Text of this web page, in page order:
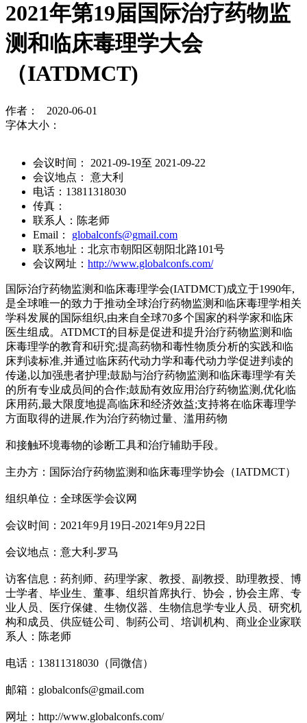
2021年第19届国际治疗药物监
测和临床毒理学大会
（IATDMCT)
作者： 2020-06-01
字体大小：
会议时间： 2021-09-19至 2021-09-22
会议地点： 意大利
电话：13811318030
传真：
联系人：陈老师
Email： globalconfs@gmail.com
联系地址：北京市朝阳区朝阳北路101号
会议网址： http://www.globalconfs.com/
国际治疗药物监测和临床毒理学会(IATDMCT)成立于1990年,
是全球唯一的致力于推动全球治疗药物监测和临床毒理学相关
学科发展的国际组织,由来自全球70多个国家的科学家和临床
医生组成。ATDMCT的目标是促进和提升治疗药物监测和临
床毒理学的教育和硏究;提高药物和毒性物质分析的实践和临
床判读标准,并通过临床药代动力学和毒代动力学促进判读的
传递,以加强患者护理;鼓励与治疗药物监测和临床毒理学有关
的所有专业成员间的合作;鼓励有效应用治疗药物监测,优化临
床用药,最大限度地提高临床和经济效益;支持将在临床毒理学
方面取得的进展,作为治疗药物过量、滥用药物
和接触环境毒物的诊断工具和治疗辅助手段。
主办方：国际治疗药物监测和临床毒理学协会（IATDMCT）
组织单位：全球医学会议网
会议时间：2021年9月19日-2021年9月22日
会议地点：意大利-罗马
访客信息：药剂师、药理学家、教授、副教授、助理教授、博
士学者、毕业生、董事、组织首席执行、协会，协会主席、专
业人员、医疗保健、生物仪器、生物信息学专业人员、研究机
构和成员、供应链公司、制药公司、培训机构、商业企业家联
系人：陈老师
电话：13811318030（同微信）
邮箱：globalconfs@gmail.com
网址：http://www.globalconfs.com/